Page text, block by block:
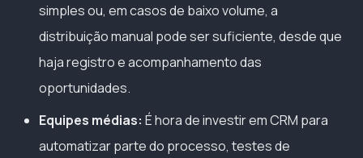
simples ou, em casos de baixo volume, a
distribuição manual pode ser suficiente, desde que
haja registro e acompanhamento das
oportunidades.
Equipes médias: É hora de investir em CRM para
automatizar parte do processo, testes de